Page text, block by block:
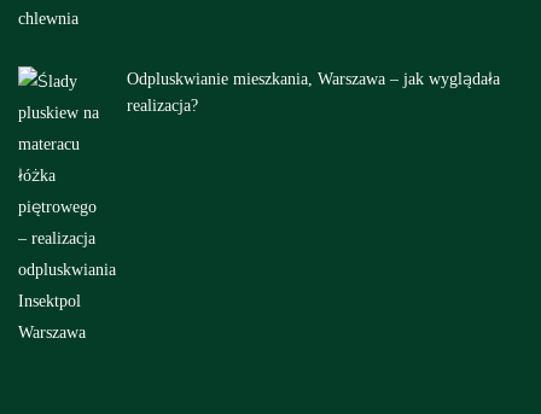
Odpluskwianie mieszkania, Warszawa – jak wyglądała
realizacja?